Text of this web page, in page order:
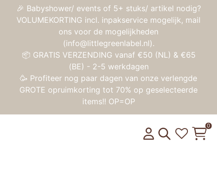
🎉 Babyshower/ events of 5+ stuks/ artikel nodig?
VOLUMEKORTING incl. inpakservice mogelijk, mail
ons voor de mogelijkheden
(info@littlegreenlabel.nl).
📦 GRATIS VERZENDING vanaf €50 (NL) & €65
(BE) - 2-5 werkdagen
🥳 Profiteer nog paar dagen van onze verlengde
GROTE opruimkorting tot 70% op geselecteerde
items!! OP=OP
Toggle
0